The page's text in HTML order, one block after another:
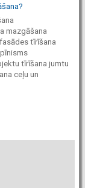
mazgāšana
tīrīšana
tīrīšana jumtu
ceļu un